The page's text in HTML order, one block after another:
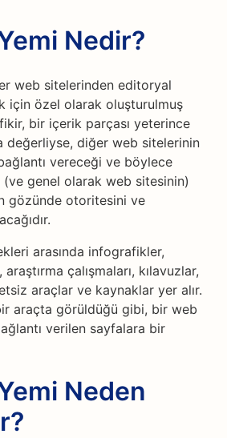
Nedir?
web sitelerinden editoryal
için özel olarak oluşturulmuş
bir içerik parçası yeterince
değerliyse, diğer web sitelerinin
vereceği ve böylece
(ve genel olarak web sitesinin)
gözünde otoritesini ve
arasında infografikler,
çalışmaları, kılavuzlar,
araçlar ve kaynaklar yer alır.
araçta görüldüğü gibi, bir web
verilen sayfalara bir
Neden